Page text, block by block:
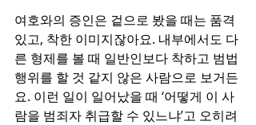
여호와의 증인은 겉으로 봤을 때는 품격
있고, 착한 이미지잖아요. 내부에서도 다
른 형제를 볼 때 일반인보다 착하고 범법
행위를 할 것 같지 않은 사람으로 보거든
요. 이런 일이 일어났을 때 ‘어떻게 이 사
람을 범죄자 취급할 수 있느냐’고 오히려